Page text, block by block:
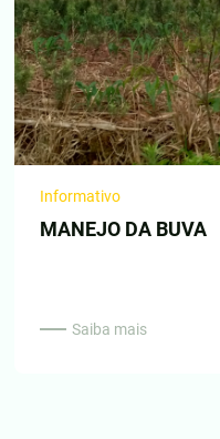
Informativo
MANEJO DA BUVA
Saiba mais